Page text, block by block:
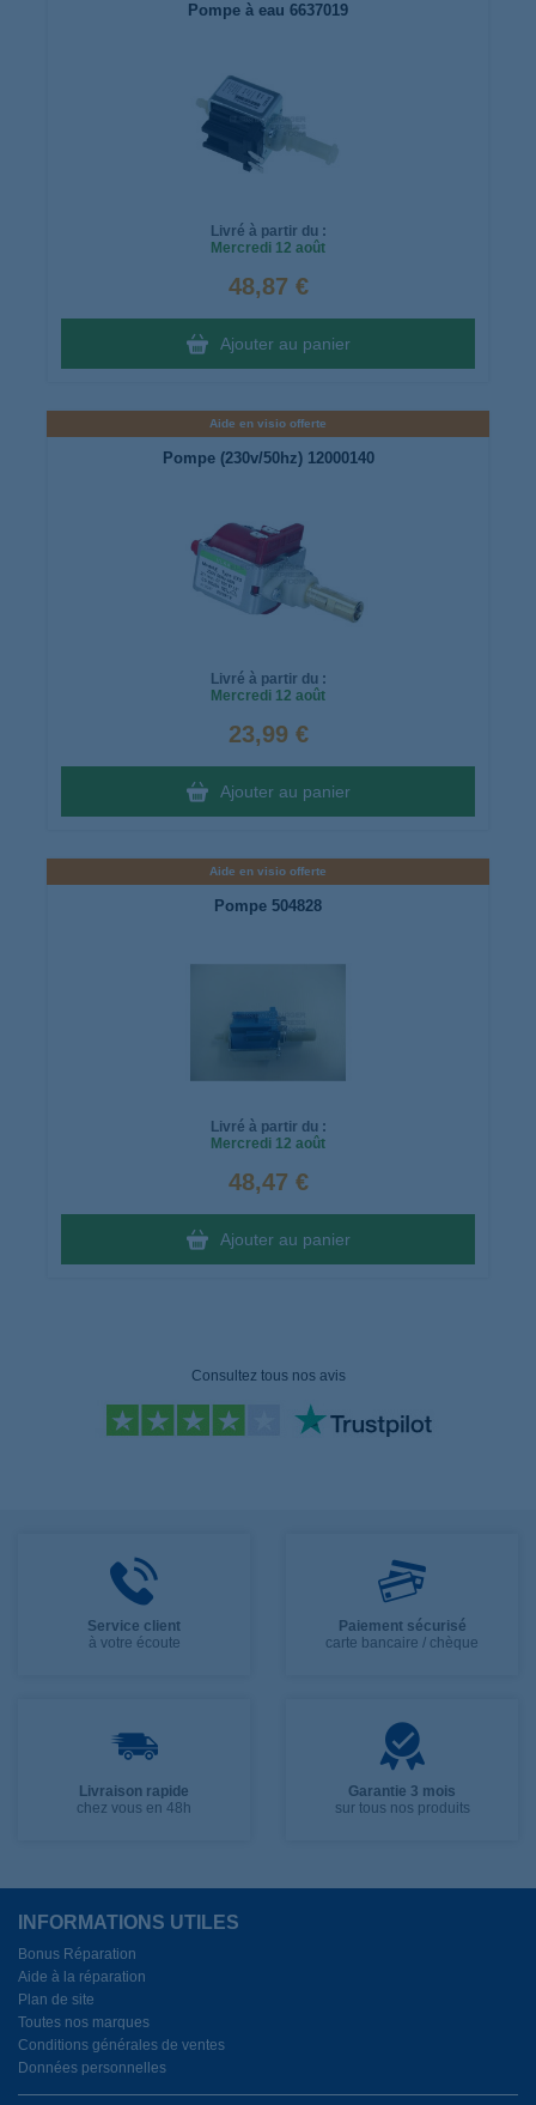
Pompe à eau 6637019
Livré à partir du :
Mercredi 12 août
48,87 €
Ajouter au panier
Aide en visio offerte
Pompe (230v/50hz) 12000140
Livré à partir du :
Mercredi 12 août
23,99 €
Ajouter au panier
Aide en visio offerte
Pompe 504828
Livré à partir du :
Mercredi 12 août
48,47 €
Ajouter au panier
Consultez tous nos avis
Service client
à votre écoute
Paiement sécurisé
carte bancaire / chèque
Livraison rapide
chez vous en 48h
Garantie 3 mois
sur tous nos produits
INFORMATIONS UTILES
Bonus Réparation
Aide à la réparation
Plan de site
Toutes nos marques
Conditions générales de ventes
Données personnelles